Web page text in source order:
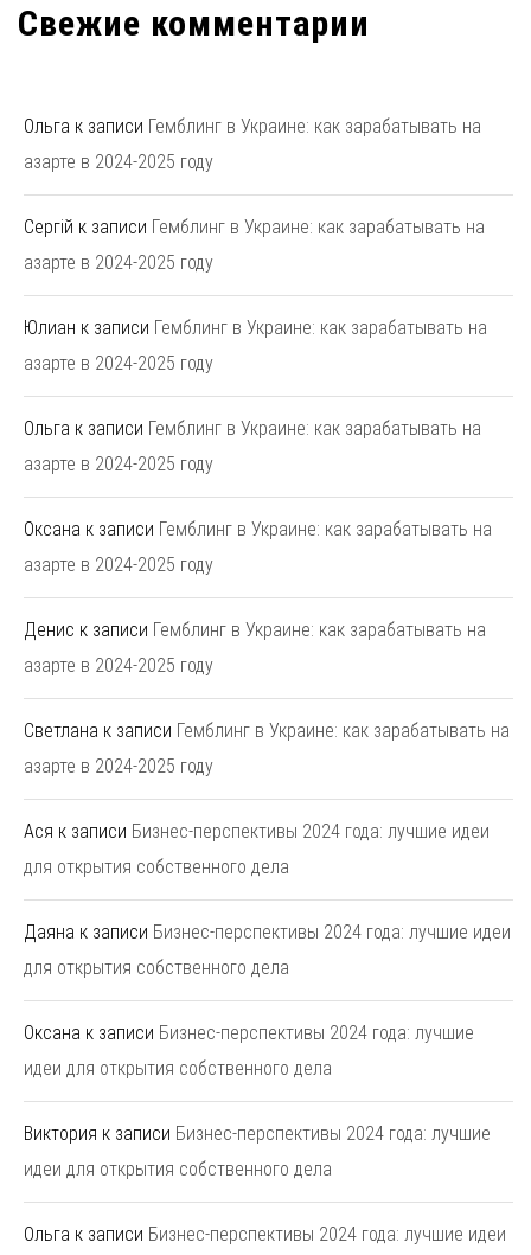
Свежие комментарии
Ольга к записи Гемблинг в Украине: как зарабатывать на
азарте в 2024-2025 году
Сергій к записи Гемблинг в Украине: как зарабатывать на
азарте в 2024-2025 году
Юлиан к записи Гемблинг в Украине: как зарабатывать на
азарте в 2024-2025 году
Ольга к записи Гемблинг в Украине: как зарабатывать на
азарте в 2024-2025 году
Оксана к записи Гемблинг в Украине: как зарабатывать на
азарте в 2024-2025 году
Денис к записи Гемблинг в Украине: как зарабатывать на
азарте в 2024-2025 году
Светлана к записи Гемблинг в Украине: как зарабатывать на
азарте в 2024-2025 году
Ася к записи Бизнес-перспективы 2024 года: лучшие идеи
для открытия собственного дела
Даяна к записи Бизнес-перспективы 2024 года: лучшие идеи
для открытия собственного дела
Оксана к записи Бизнес-перспективы 2024 года: лучшие
идеи для открытия собственного дела
Виктория к записи Бизнес-перспективы 2024 года: лучшие
идеи для открытия собственного дела
Ольга к записи Бизнес-перспективы 2024 года: лучшие идеи